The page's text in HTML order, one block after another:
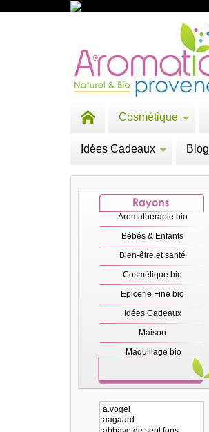
Cosmétique
Idées Cadeaux Blog
Aromathérapie bio
Bébés & Enfants
Bien-être et santé
Cosmétique bio
Epicerie Fine bio
Idées Cadeaux
Maison
Maquillage bio